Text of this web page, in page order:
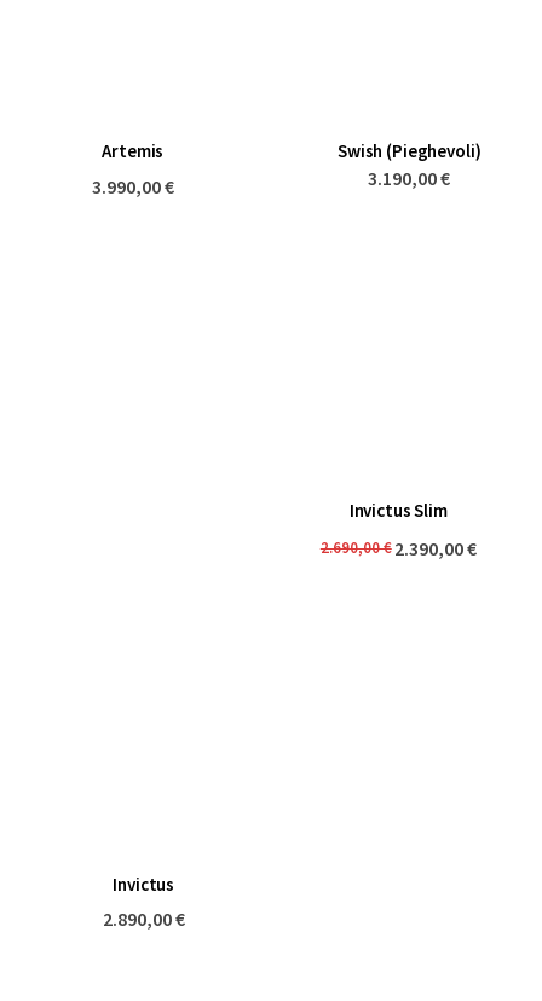
Artemis
3.990,00 €
Swish (Pieghevoli)
3.190,00 €
Invictus Slim
2.690,00 €2.390,00 €
Invictus
2.890,00 €